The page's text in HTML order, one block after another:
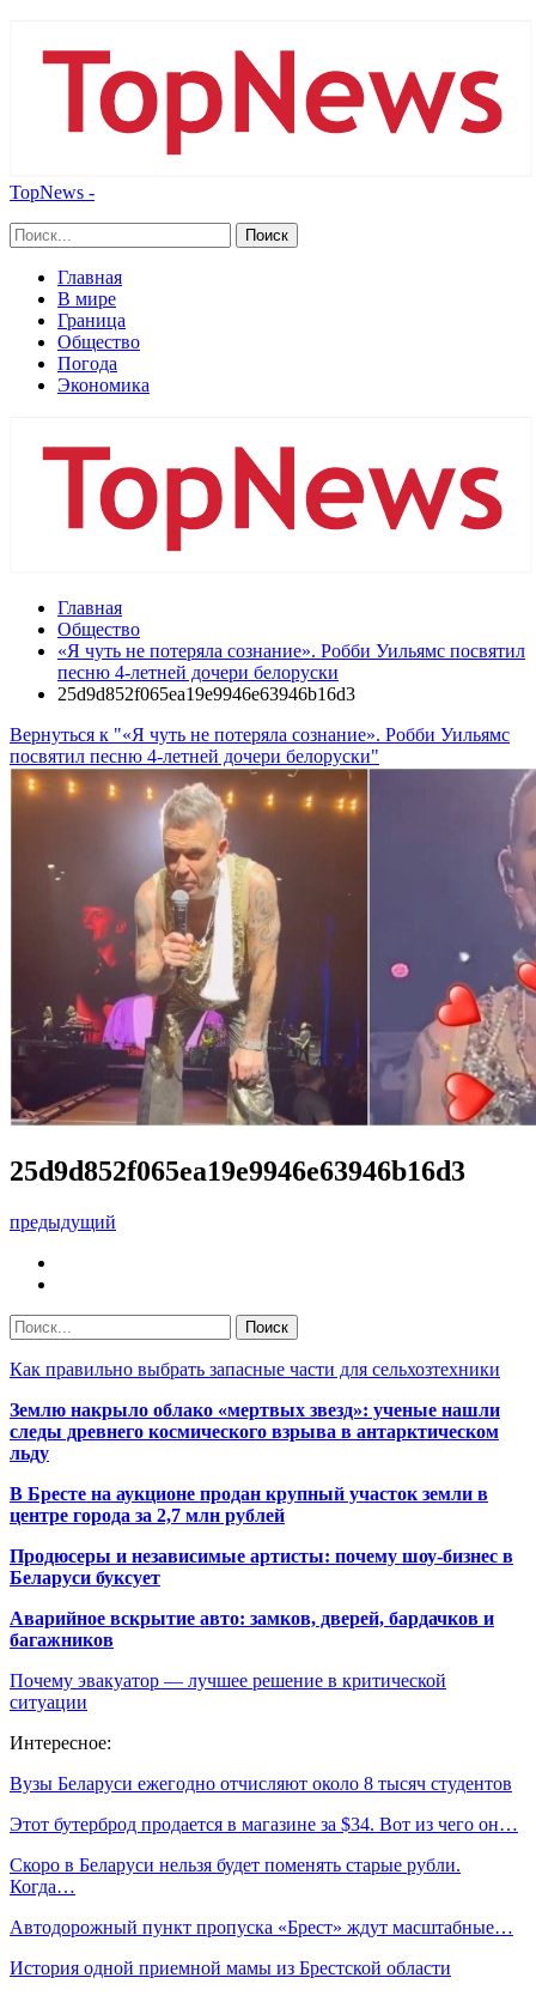
TopNews -
Главная
В мире
Граница
Общество
Погода
Экономика
Главная
Общество
«Я чуть не потеряла сознание». Робби Уильямс посвятил
песню 4-летней дочери белоруски
25d9d852f065ea19e9946e63946b16d3
Вернуться к "«Я чуть не потеряла сознание». Робби Уильямс
посвятил песню 4-летней дочери белоруски"
25d9d852f065ea19e9946e63946b16d3
предыдущий
Как правильно выбрать запасные части для сельхозтехники
Землю накрыло облако «мертвых звезд»: ученые нашли
следы древнего космического взрыва в антарктическом
льду
В Бресте на аукционе продан крупный участок земли в
центре города за 2,7 млн рублей
Продюсеры и независимые артисты: почему шоу-бизнес в
Беларуси буксует
Аварийное вскрытие авто: замков, дверей, бардачков и
багажников
Почему эвакуатор — лучшее решение в критической
ситуации
Интересное:
Вузы Беларуси ежегодно отчисляют около 8 тысяч студентов
Этот бутерброд продается в магазине за $34. Вот из чего он…
Скоро в Беларуси нельзя будет поменять старые рубли.
Когда…
Автодорожный пункт пропуска «Брест» ждут масштабные…
История одной приемной мамы из Брестской области